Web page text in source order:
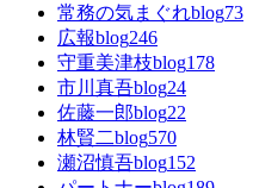
常務の気まぐれblog73
広報blog246
守重美津枝blog178
市川真吾blog24
佐藤一郎blog22
林賢二blog570
瀬沼慎吾blog152